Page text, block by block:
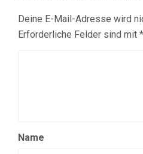
Deine E-Mail-Adresse wird
Erforderliche Felder sind mit *
Name